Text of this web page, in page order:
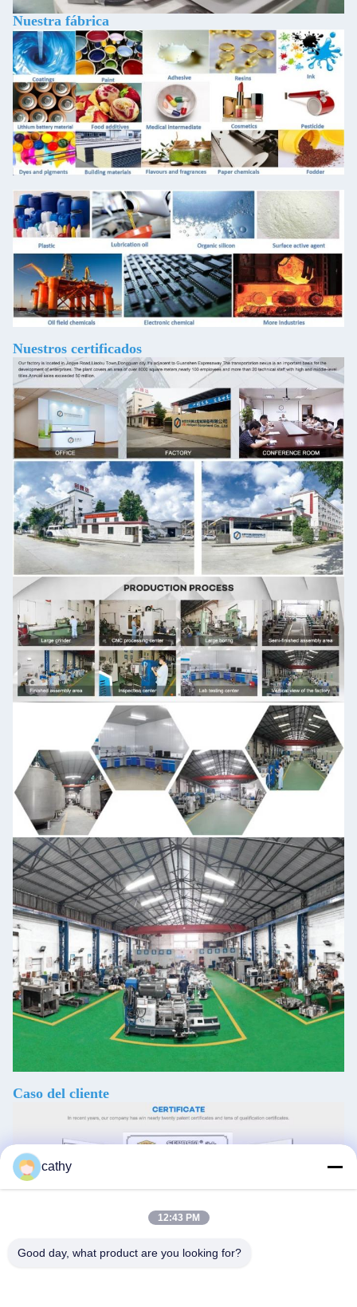
Nuestra fábrica
Nuestros certificados
Caso del cliente
cathy
12:43 PM
Good day, what product are you looking for?